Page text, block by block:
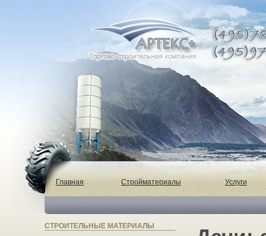
Главная Стройматериалы Услуги
СТРОИТЕЛЬНЫЕ МАТЕРИАЛЫ